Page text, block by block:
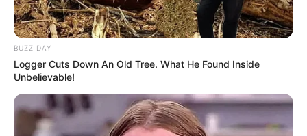
BUZZ DAY
Logger Cuts Down An Old Tree. What He Found Inside
Unbelievable!